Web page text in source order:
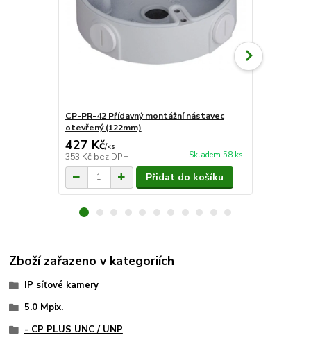
CP-PR-42 Přídavný montážní nástavec
otevřený (122mm)
427 Kč/ks
353 Kč bez DPH Skladem 58 ks
Přidat do košíku
Zboží zařazeno v kategoriích
IP síťové kamery
5.0 Mpix.
- CP PLUS UNC / UNP